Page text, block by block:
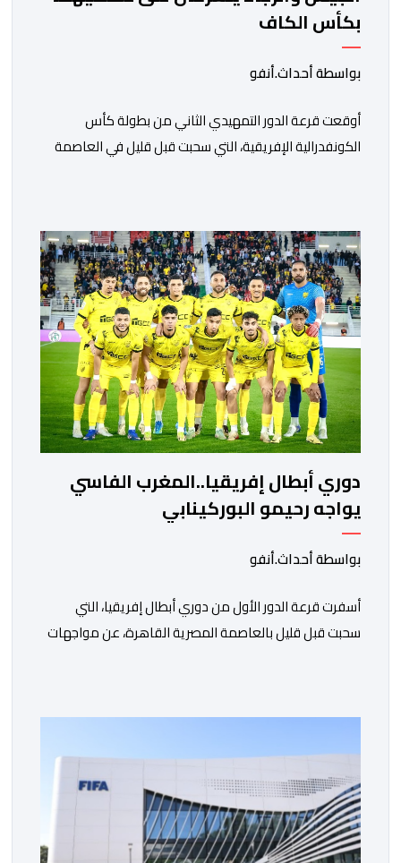
بكأس الكاف
بواسطة أحداث.أنفو
أوقعت قرعة الدور التمهيدي الثاني من بطولة كأس
الكونفدرالية الإفريقية، التي سحبت قبل قليل في العاصمة
ووسط القارة. ​وسيكون نادي الرجاء الرياضي على موعد مع
مواجهة المتأهل من المباراة التي تجمع بين إيل كانيمي
واريورز النيجيري ونادي أوديب ممثل […]
دوري أبطال إفريقيا..المغرب الفاسي
يواجه رحيمو البوركينابي
بواسطة أحداث.أنفو
أسفرت قرعة الدور الأول من دوري أبطال إفريقيا، التي
سحبت قبل قليل بالعاصمة المصرية القاهرة، عن مواجهات
نهضة بركان على موعد في هذا الدور مع الفائز من المباراة
الغامبي، حيث يطمح الفريق […]